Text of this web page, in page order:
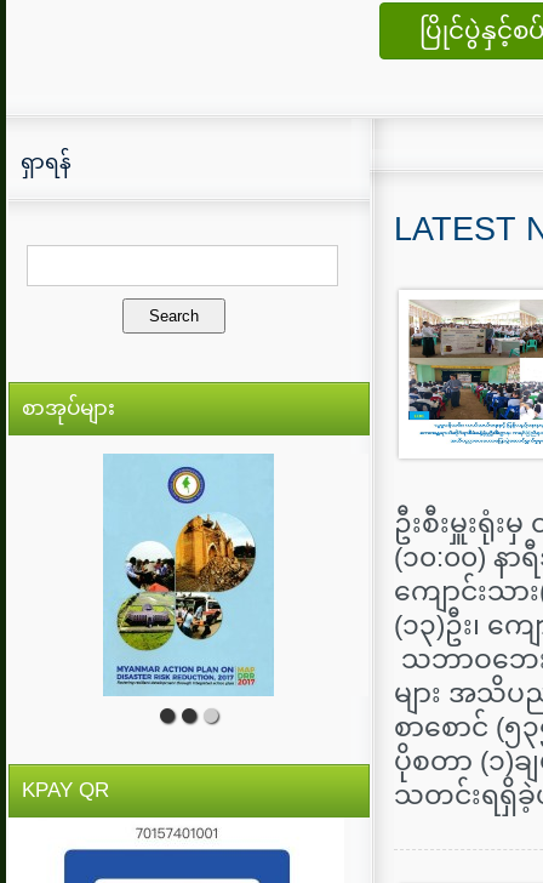
ပြိုင်ပွဲနှင့်
ရှာရန်
စာအုပ်များ
KPAY QR
LATEST
ဦးစီးမှူးရုံ
(၁၀:၀၀) န
ကျောင်းသာ
(၁၃)ဦး၊ ကျ
သဘာဝဘေး
များ အသိပ
စာစောင် (၅
ပိုစတာ (၁)ခ
သတင်းရရှိခဲ့